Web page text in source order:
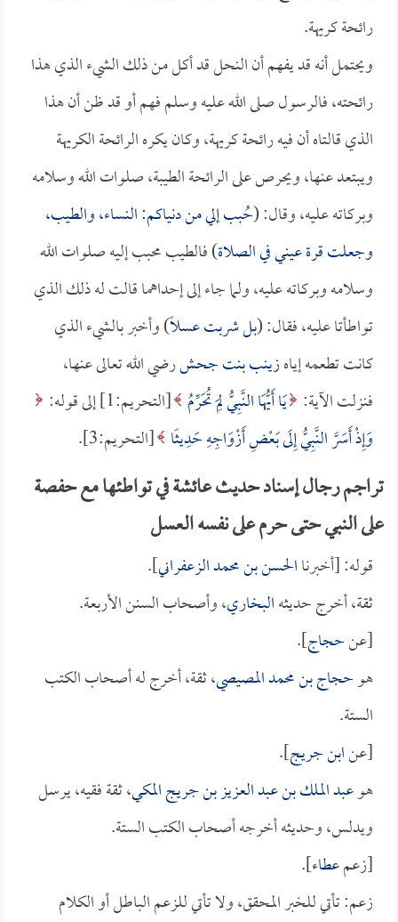
رائحة كريهة.
ويحتمل أنه قد يفهم أن النحل قد أكل من ذلك الشيء الذي هذا
رائحته، فالرسول صلى الله عليه وسلم فهم أو قد ظن أن هذا
الذي قالتاه أن فيه رائحة كريهة، وكان يكره الرائحة الكريهة
ويبتعد عنها، ويحرص على الرائحة الطيبة، صلوات الله وسلامه
وبركاته عليه، وقال: (حُبب إلي من دنياكم: النساء، والطيب،
وجعلت قرة عيني في الصلاة) فالطيب محبب إليه صلوات الله
وسلامه وبركاته عليه، ولما جاء إلى إحداهما قالت له ذلك الذي
تواطأتا عليه، فقال: (بل شربت عسلاً) وأخبر بالشيء الذي
كانت تطعمه إياهزينب بنت جحشرضي الله تعالى عنها،
فنزلت الآية: يَا أَيُّهَا النَّبِيُّ لِمَ تُحَرِّمُ [التحريم:1] إلى قوله:
وَإِذْ أَسَرَّ النَّبِيُّ إِلَى بَعْضِ أَزْوَاجِهِ حَدِيثًا [التحريم:3].
تراجم رجال إسناد حديث عائشة في تواطئها مع حفصة
على النبي حتى حرم على نفسه العسل
قوله: [أخبرناالحسن بن محمد الزعفراني].
ثقة، أخرج حديثهالبخاري، وأصحاب السنن الأربعة.
[عنحجاج].
هوحجاج بن محمد المصيصي، ثقة، أخرج له أصحاب الكتب
الستة.
[عنابن جريج].
هوعبد الملك بن عبد العزيز بن جريج المكي، ثقة فقيه، يرسل
ويدلس، وحديثه أخرجه أصحاب الكتب الستة.
[زعمعطاء].
زعم: تأتي للخبر المحقق، ولا تأتي للزعم الباطل أو الكلام